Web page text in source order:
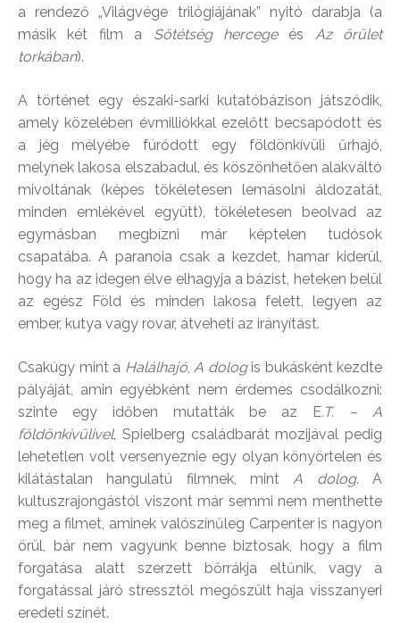
a rendező „Világvége trilógiájának” nyitó darabja (a
másik két film a Sötétség hercegeés Az őrület
torkában).
A történet egy északi-sarki kutatóbázison játszódik,
amely közelében évmilliókkal ezelőtt becsapódott és
a jég mélyébe fúródott egy földönkívüli űrhajó,
melynek lakosa elszabadul, és köszönhetően alakváltó
mivoltának (képes tökéletesen lemásolni áldozatát,
minden emlékével együtt), tökéletesen beolvad az
egymásban megbízni már képtelen tudósok
csapatába. A paranoia csak a kezdet, hamar kiderül,
hogy ha az idegen élve elhagyja a bázist, heteken belül
az egész Föld és minden lakosa felett, legyen az
ember, kutya vagy rovar, átveheti az irányítást.
Csakúgy mint a Halálhajó, A dologis bukásként kezdte
pályáját, amin egyébként nem érdemes csodálkozni:
szinte egy időben mutatták be az E.T. – A
földönkívülivel, Spielberg családbarát mozijával pedig
lehetetlen volt versenyeznie egy olyan könyörtelen és
kilátástalan hangulatú filmnek, mintA dolog. A
kultuszrajongástól viszont már semmi nem menthette
meg a filmet, aminek valószínűleg Carpenter is nagyon
örül, bár nem vagyunk benne biztosak, hogy a film
forgatása alatt szerzett bőrrákja eltűnik, vagy a
forgatással járó stressztől megőszült haja visszanyeri
eredeti színét.